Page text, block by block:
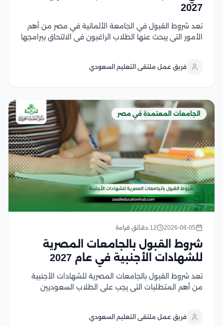
2027
تعد شروط القبول في الجامعة الألمانية في مصر من أهم
الأمور التي يبحث عنها الطلاب الراغبون في الالتحاق ببرامجها
المطلوبة، واستيفاء معايير القبول، وتقديم المستندات
فريق عمل ملتقى التعليم السعودي
الجامعات المعتمدة في مصر
2026-08-05 12 دقائق قراءة
شروط القبول بالجامعات المصرية
للشهادات الأجنبية في عام 2027
تعد شروط القبول بالجامعات المصرية للشهادات الأجنبية
من أهم المتطلبات التي يجب على الطلاب السعوديين
الشهادة، واستيفاء المواد المؤهلة، وتحقيق متطلبات
فريق عمل ملتقى التعليم السعودي